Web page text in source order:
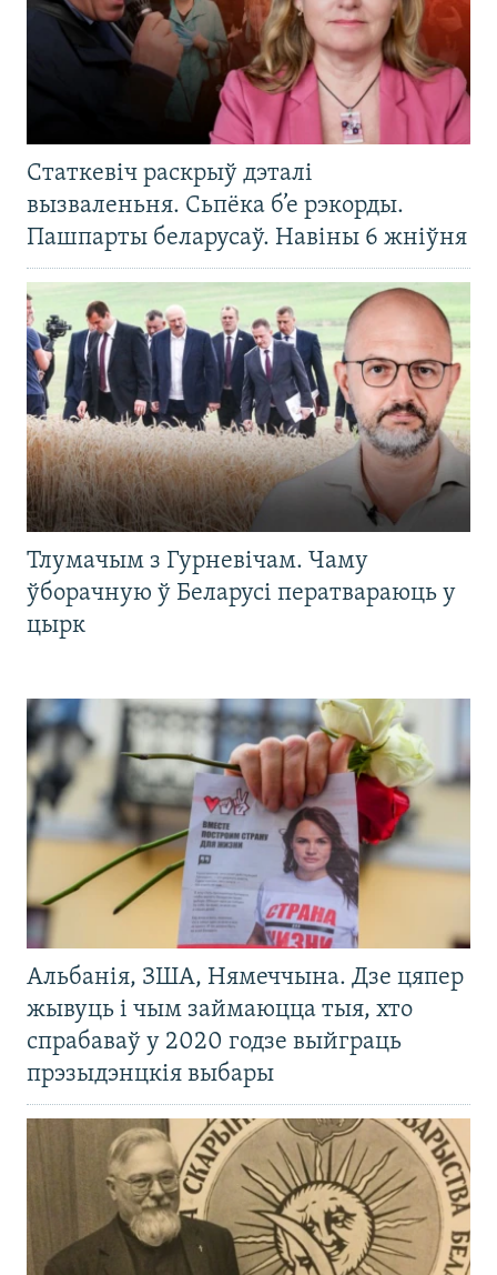
Статкевіч раскрыў дэталі
вызваленьня. Сьпёка б’е рэкорды.
Пашпарты беларусаў. Навіны 6 жніўня
Тлумачым з Гурневічам. Чаму
ўборачную ў Беларусі ператвараюць у
цырк
Альбанія, ЗША, Нямеччына. Дзе цяпер
жывуць і чым займаюцца тыя, хто
спрабаваў у 2020 годзе выйграць
прэзыдэнцкія выбары